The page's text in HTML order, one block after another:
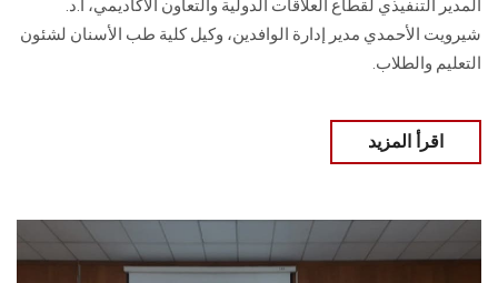
المدير التنفيذي لقطاع العلاقات الدولية ‏والتعاون الأكاديمي، أ.د.
شيرويت الأحمدي مدير إدارة الوافدين، وكيل ‏كلية طب الأسنان لشئون
التعليم والطلاب‎.‎
اقرأ المزيد